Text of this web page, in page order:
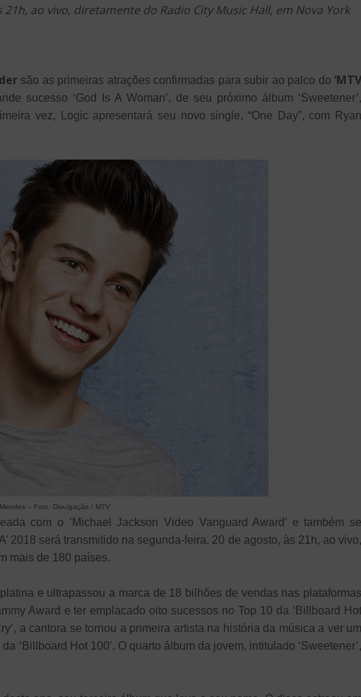
ao vivo, diretamente do Radio City Music Hall, em Nova York
são as primeiras atrações confirmadas para subir ao palco do ‘MTV
sucesso ‘God Is A Woman’, de seu próximo álbum ‘Sweetener’,
vez, Logic apresentará seu novo single, “One Day”, com Ryan
– Foto: Divulgação / MTV
com o ‘Michael Jackson Video Vanguard Award’ e também se
2018 será transmitido na segunda-feira, 20 de agosto, às 21h, ao vivo,
mais de 180 países.
e ultrapassou a marca de 18 bilhões de vendas nas plataformas
Award e ter emplacado oito sucessos no Top 10 da ‘Billboard Hot
a cantora se tornou a primeira artista na história da música a ver um
‘Billboard Hot 100’. O quarto álbum da jovem, intitulado ‘Sweetener’,